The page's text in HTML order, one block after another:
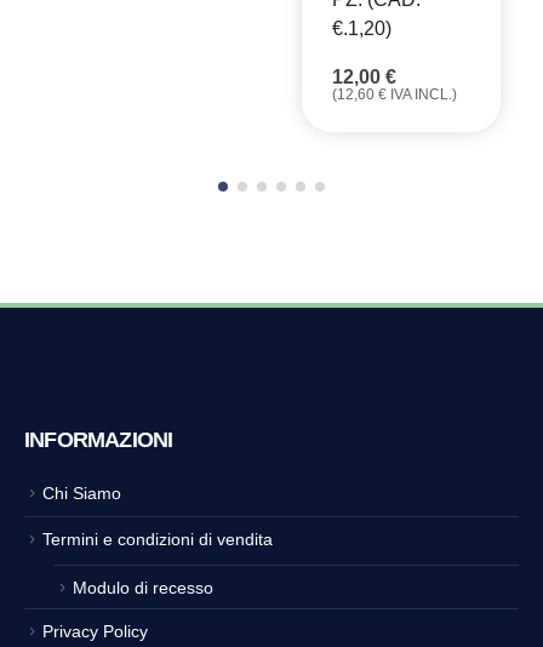
€.1,20)
12,00 €
(12,60 € IVA INCL.)
INFORMAZIONI
Chi Siamo
Termini e condizioni di vendita
Modulo di recesso
Privacy Policy